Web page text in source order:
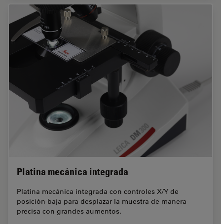
Platina mecánica integrada
Platina mecánica integrada con controles X/Y de
posición baja para desplazar la muestra de manera
precisa con grandes aumentos.